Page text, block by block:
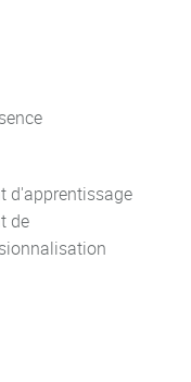
d'apprentissage
de